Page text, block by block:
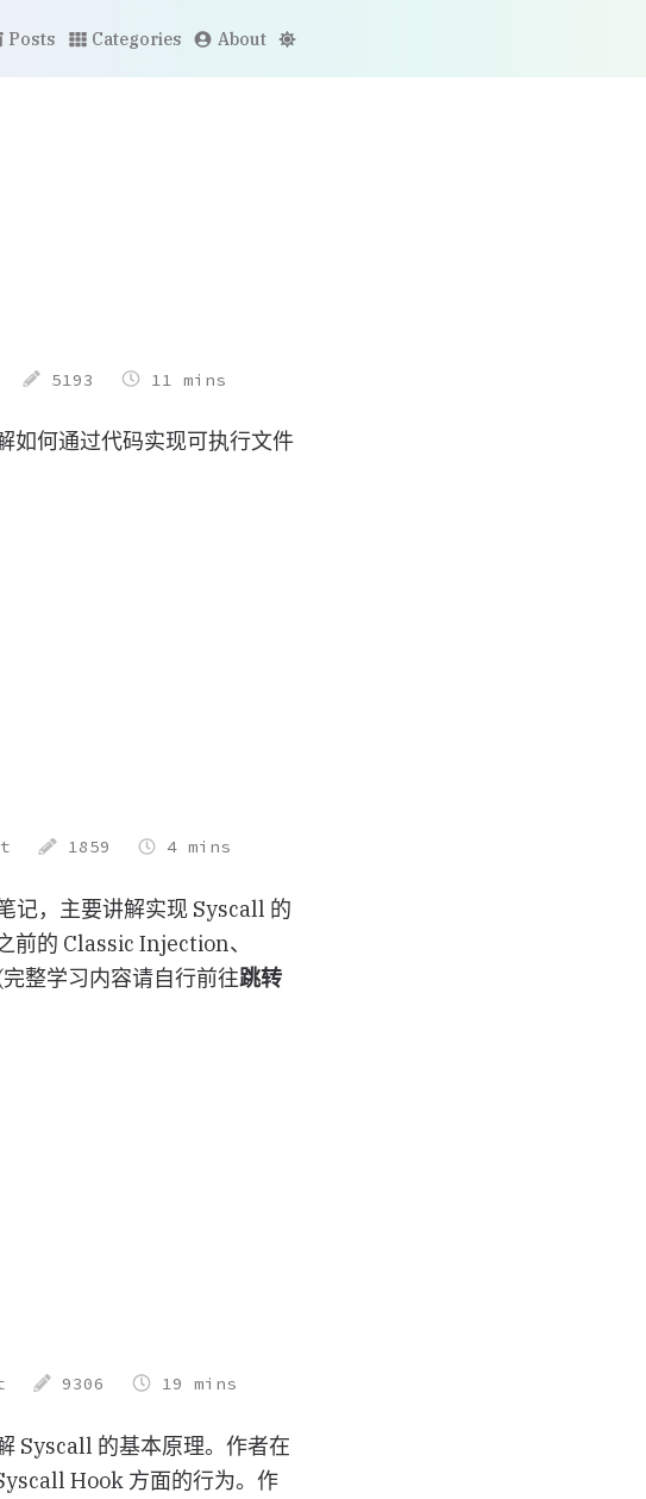
Posts Categories About
5193 11 mins
如何通过代码实现可执行文件
1859 4 mins
记，主要讲解实现 Syscall 的
前的 Classic Injection、
整学习内容请自行前往跳转
9306 19 mins
Syscall 的基本原理。作者在
Hook 方面的行为。作